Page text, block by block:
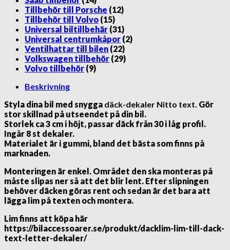
Tillbehör till Porsche (12)
Tillbehör till Volvo (15)
Universal biltillbehär (31)
Universal centrumkåpor (2)
Ventilhattar till bilen (22)
Volkswagen tillbehör (29)
Volvo tillbehör (9)
Beskrivning
Styla dina bil med snygga däck-dekaler Nitto text. Gör
stor skillnad på utseendet på din bil.
Storlek ca 3 cm i höjt, passar däck från 30 i låg profil.
Ingår 8 st dekaler.
Materialet är i gummi, bland det bästa som finns på
marknaden.
Monteringen är enkel. Området den ska monteras på
måste slipas ner så att det blir lent. Efter slipningen
behöver däcken göras rent och sedan är det bara att
lägga lim på texten och montera.
Lim finns att köpa här
https://bilaccessoarer.se/produkt/dacklim-lim-till-dack-
text-letter-dekaler/